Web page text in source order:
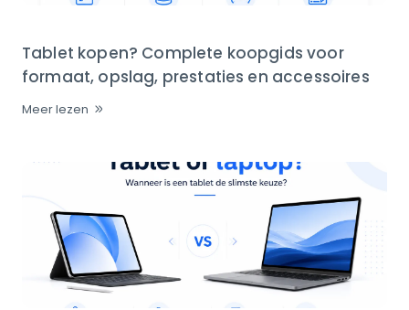
Tablet kopen? Complete koopgids voor
formaat, opslag, prestaties en accessoires
Meer lezen